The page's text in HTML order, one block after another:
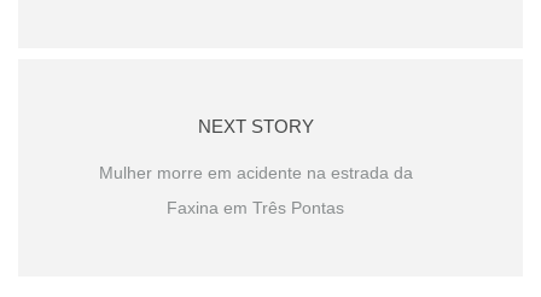
NEXT STORY
Mulher morre em acidente na estrada da
Faxina em Três Pontas